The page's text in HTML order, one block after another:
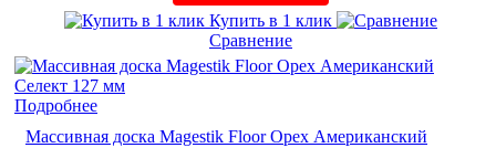
Купить в 1 клик
Сравнение
Подробнее
Массивная доска Magestik Floor Орех Американский